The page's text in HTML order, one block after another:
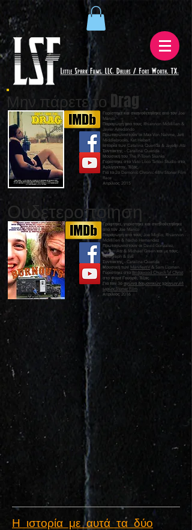
Μην πάρετε το Drag
Γυρίστηκε και σκηνοθετήθηκε από τον Joe
Manco
Παραγωγή από τους Rhiannon McMillen &
Javier Arredondo
Πρωταγωνιστούν οι Max Von Nahme, Jett
Middlebrooks, Kat Hebert
Ιστορία των Catalina Querida & Jayson Atz
Συντάκτης - Catalina Querida
Μουσική του The P-Town Skanks
Γυρίστηκε στο Vato Loco Tattoo Studio στο
Άρλινγκτον, Τέξας.
Για το 2ο Demonic Chronic 48hr Stoner Film
Race
Απρίλιος 2015
ΟυδετεροποίησηΓράφτηκε, γυρίστηκε και σκηνοθετήθηκε
από τον Joe Manco
Παραγωγή από τους Joe Miglio, Rhiannon
McMillen & Nacho Hernandez
Πρωταγωνιστούν οι David Gonzalez,
Jayson Atz & Michael Green και με τους
Paragraph & EvE
Συντάκτης - Catalina Querida
Μουσική των ManifestiV & Sam Lipman
Γυρίστηκε στο Bridgwood Church of Christ
στο Φορτ Γουόρθ, Τέξας.
Για τον 3ο αγώνα δαιμονικών χρόνων 48
ωρών Stoner Film
Απρίλιος 2016
Η ιστορία με αυτά τα δύο